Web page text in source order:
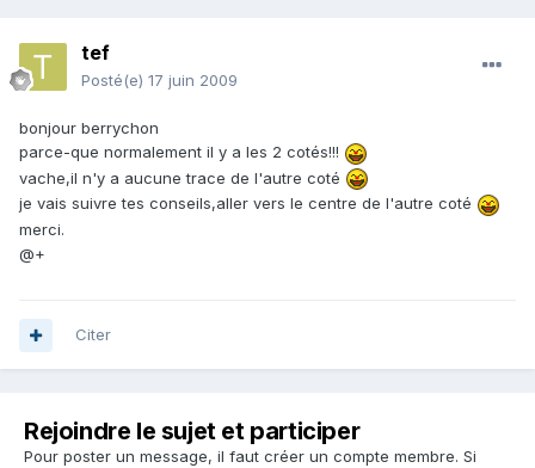
tef
Posté(e) 17 juin 2009
bonjour berrychon
parce-que normalement il y a les 2 cotés!!!
vache,il n'y a aucune trace de l'autre coté
je vais suivre tes conseils,aller vers le centre de l'autre coté
merci.
@+
Citer
Rejoindre le sujet et participer
Pour poster un message, il faut créer un compte membre. Si